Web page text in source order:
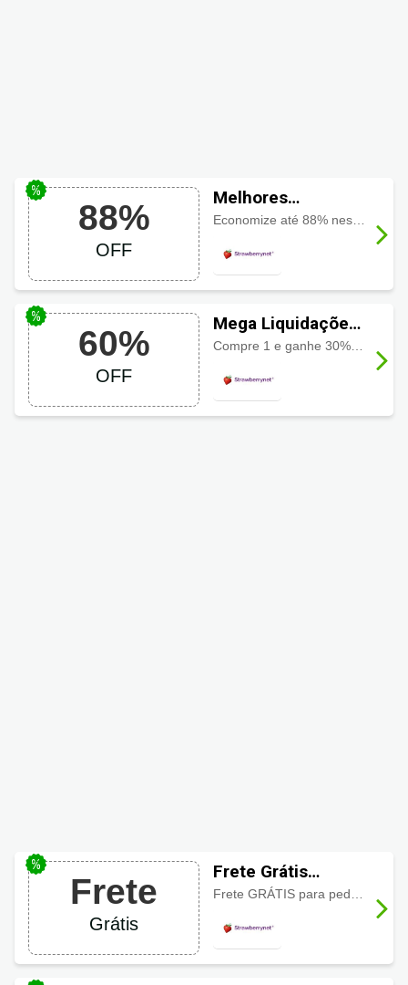
88%
OFF
Melhores
Descontos &
até 88%
60%
OFF
Mega Liquidações
da Strawberrynet
Frete
Grátis
Frete Grátis
StrawberryNET